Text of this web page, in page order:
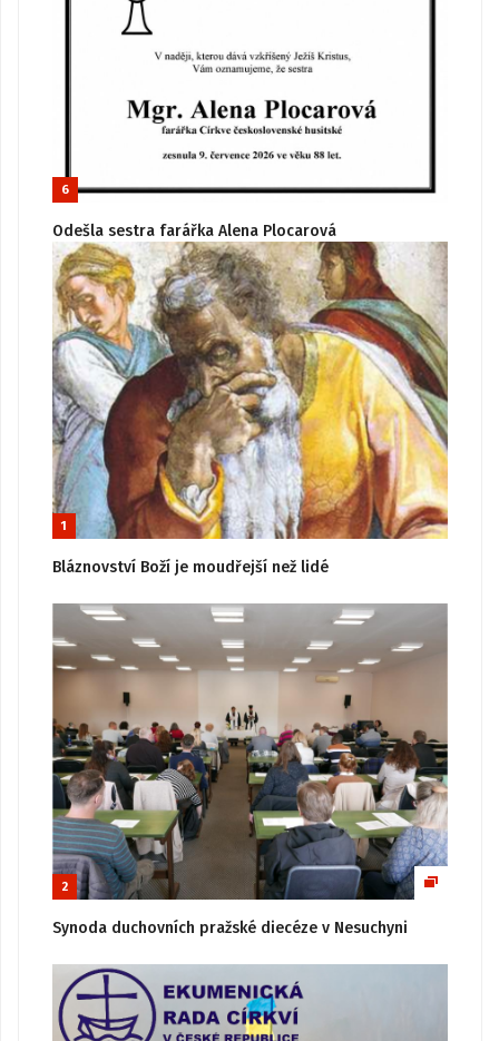
6
Odešla sestra farářka Alena Plocarová
1
Bláznovství Boží je moudřejší než lidé
2
Synoda duchovních pražské diecéze v Nesuchyni